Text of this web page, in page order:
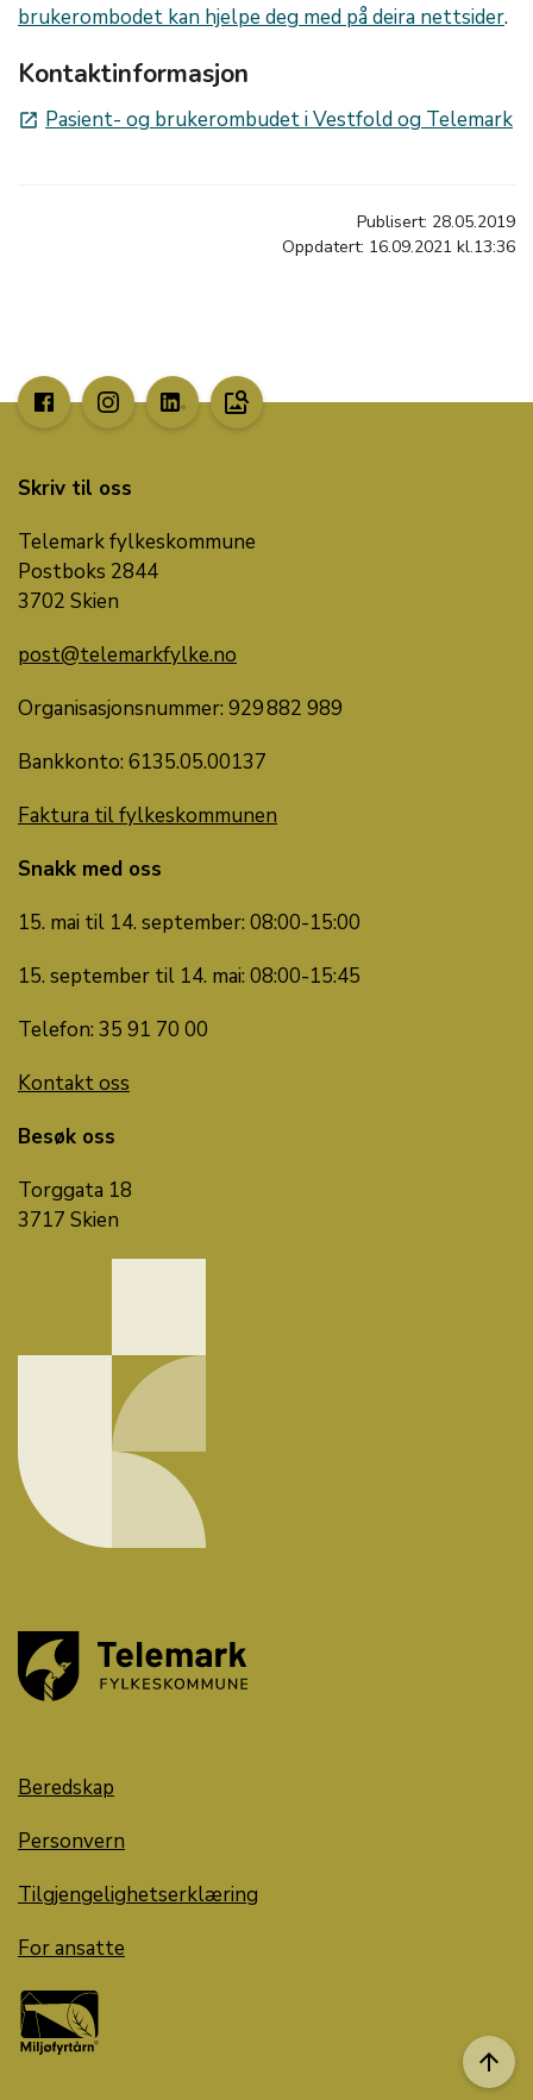
brukerombodet kan hjelpe deg med på deira nettsider.
Kontaktinformasjon
launch Pasient- og brukerombudet i Vestfold og Telemark
Publisert: 28.05.2019
Oppdatert: 16.09.2021 kl.13:36
arrow_upward
image_search
Skriv til oss
Telemark fylkeskommune
Postboks 2844
3702 Skien
post@telemarkfylke.no
Organisasjonsnummer: 929 882 989
Bankkonto: 6135.05.00137
Faktura til fylkeskommunen
Snakk med oss
15. mai til 14. september: 08:00-15:00
15. september til 14. mai: 08:00-15:45
Telefon: 35 91 70 00
Kontakt oss
Besøk oss
Torggata 18
3717 Skien
Beredskap
Personvern
Tilgjengelighetserklæring
For ansatte